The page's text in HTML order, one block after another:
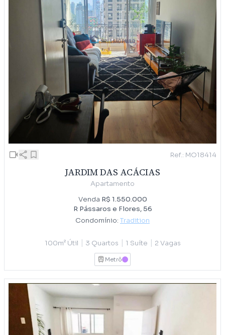
Ref.: MO18414
JARDIM DAS ACÁCIAS
Apartamento
Venda R$ 1.550.000
R Pássaros e Flores, 56
Condomínio: Tradition
100m² Útil 3 Quartos 1 Suíte 2 Vagas
Metrô LILAS